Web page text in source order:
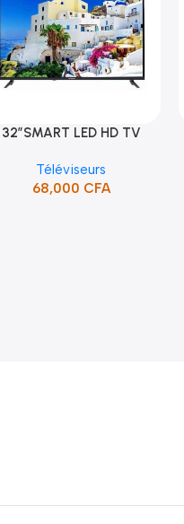
Au Panier
32″SMART LED HD TV
5132SA)
Téléviseurs
68,000 CFA